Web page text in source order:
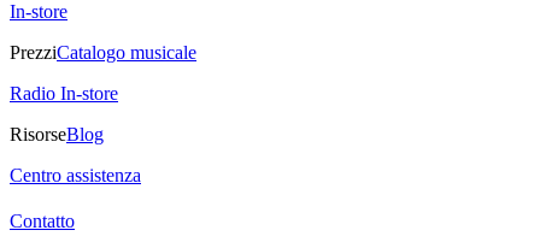
In-store
PrezziCatalogo musicale
Radio In-store
RisorseBlog
Centro assistenza
Contatto